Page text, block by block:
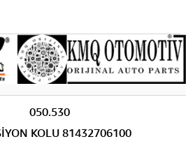
050.530
KOLU 81432706100